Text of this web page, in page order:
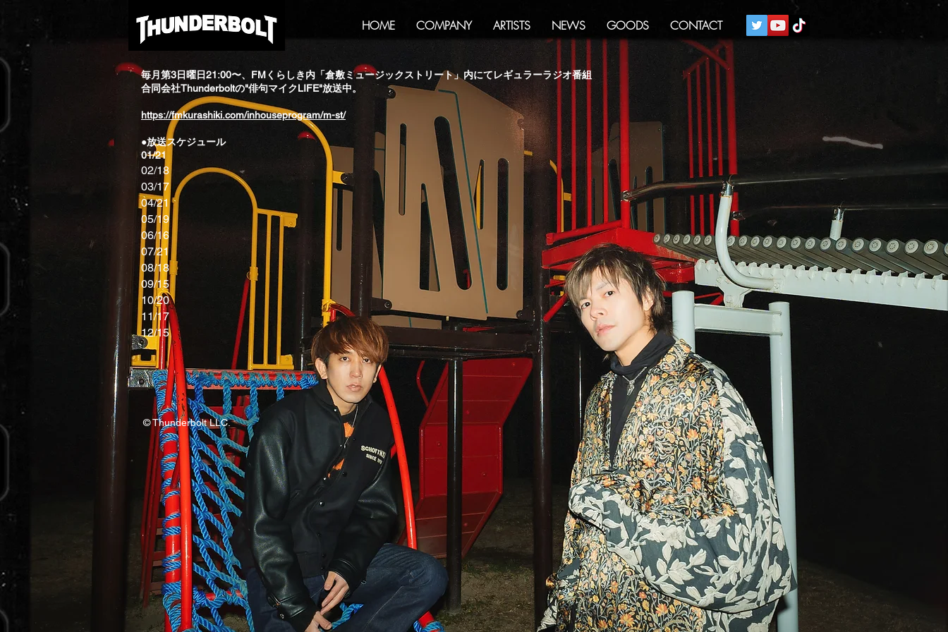
HOME COMPANY ARTISTS NEWS GOODS CONTACT
毎月第3日曜日21:00〜、FMくらしき内「倉敷ミュージックストリート」内にてレギュラーラジオ番組
合同会社Thunderboltの"俳句マイクLIFE"放送中。
https://fmkurashiki.com/inhouseprogram/m-st/
●放送スケジュール
01/21
02/18
03/17
04/21
05/19
06/16
07/21
08/18
09/15
10/20
11/17
​12/15
© Thunderbolt LLC.